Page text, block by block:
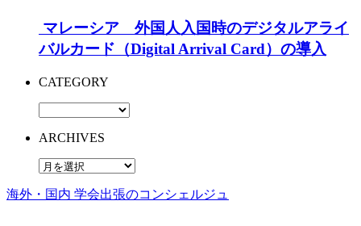
マレーシア 外国人入国時のデジタルアライ
バルカード（Digital Arrival Card）の導入
CATEGORY
ARCHIVES
海外・国内 学会出張のコンシェルジュ